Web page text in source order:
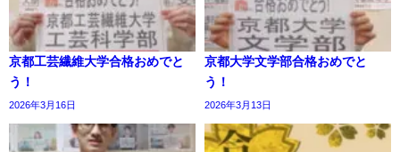
京都工芸繊維大学合格おめでと
う！
2026年3月16日
京都大学文学部合格おめでと
う！
2026年3月13日